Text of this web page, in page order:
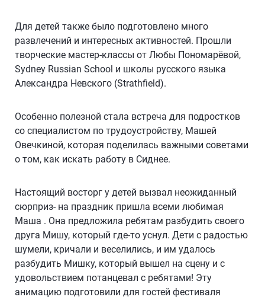
Для детей также было подготовлено много
развлечений и интересных активностей. Прошли
творческие мастер-классы от Любы Пономарёвой,
Sydney Russian School и школы русского языка
Александра Невского (Strathfield).
Особенно полезной стала встреча для подростков
со специалистом по трудоустройству, Машей
Овечкиной, которая поделилась важными советами
о том, как искать работу в Сиднее.
Настоящий восторг у детей вызвал неожиданный
сюрприз- на праздник пришла всеми любимая
Маша . Она предложила ребятам разбудить своего
друга Мишу, который где-то уснул. Дети с радостью
шумели, кричали и веселились, и им удалось
разбудить Мишку, который вышел на сцену и с
удовольствием потанцевал с ребятами! Эту
анимацию подготовили для гостей фестиваля